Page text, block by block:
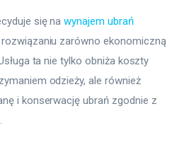
się na wynajem ubrań
zarówno ekonomiczną
ta nie tylko obniża koszty
odzieży, ale również
i konserwację ubrań zgodnie z